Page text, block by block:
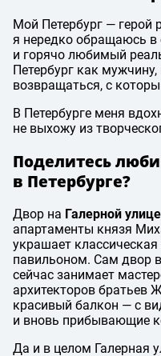
Мой Петербург — герой
я нередко обращаюсь в
и горячо любимый
Петербург как
возвращаться, с
В Петербурге меня
не выхожу из
Поделитесь
в Петербурге?
Двор на Галерной улице
апартаменты князя
украшает
павильоном. Сам двор
сейчас занимает
архитекторов братьев
красивый балкон — с
и вновь прибывающие
Да и в целом Галерная